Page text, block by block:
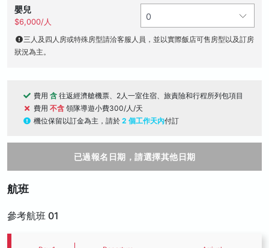
嬰兒
$6,000/人
三人及四人房或特殊房型請洽客服人員，並以實際飯店可售房型以及訂房
狀況為主。
費用 含 往返經濟艙機票、2人一室住宿、旅責險和行程所列包項目
費用 不含 領隊導遊小費300/人/天
機位保留以訂金為主，請於 2 個工作天內付訂
已過報名日期，請選擇其他日期
航班
參考航班 01